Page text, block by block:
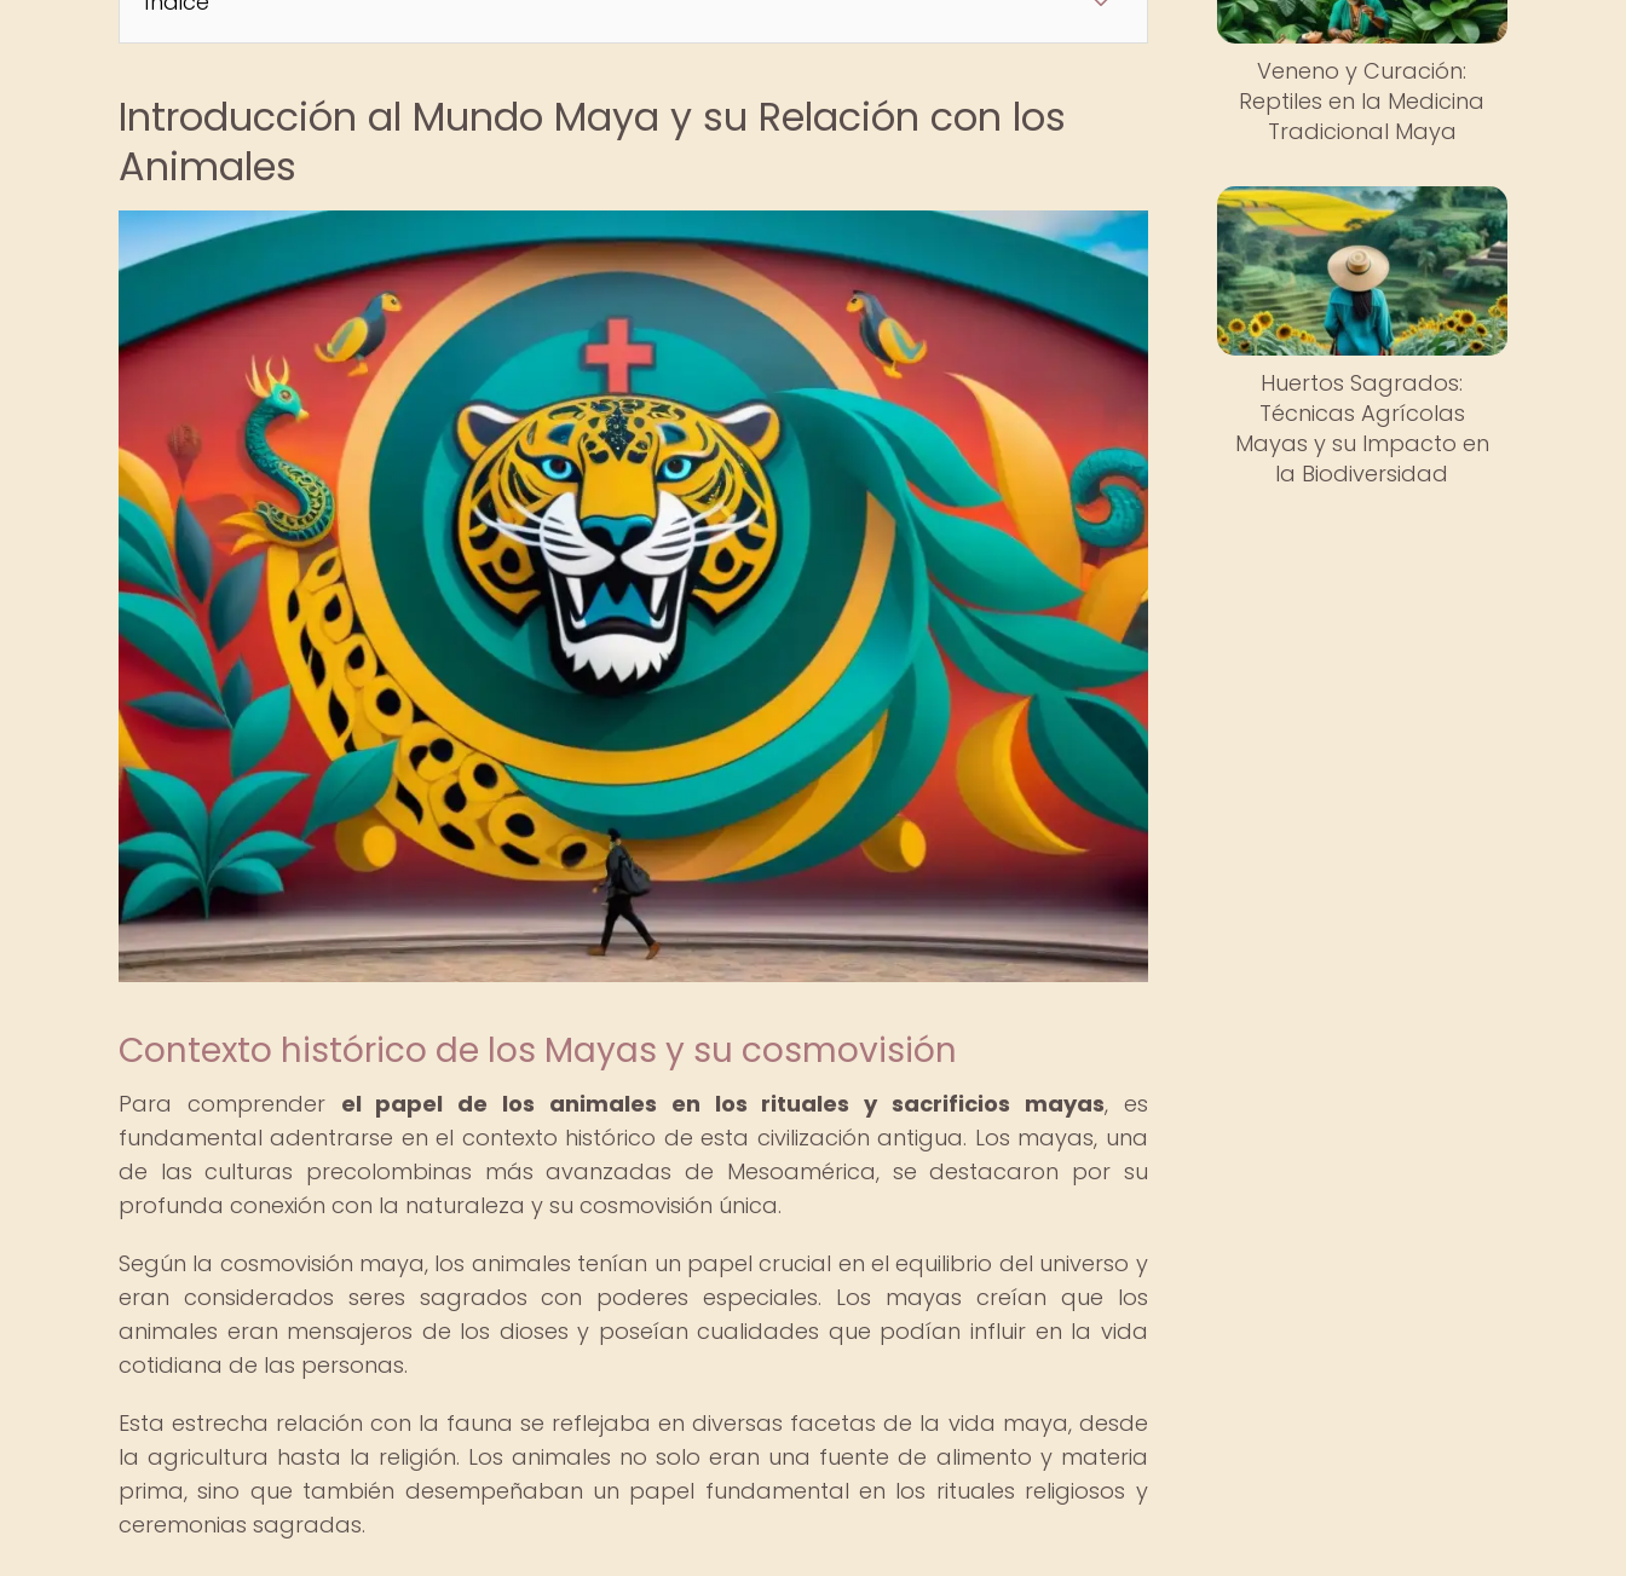
Introducción al Mundo Maya y su Relación con los
Animales
Contexto histórico de los Mayas y su cosmovisión
Para comprender el papel de los animales en los rituales y sacrificios mayas, es
fundamental adentrarse en el contexto histórico de esta civilización antigua. Los mayas, una
de las culturas precolombinas más avanzadas de Mesoamérica, se destacaron por su
profunda conexión con la naturaleza y su cosmovisión única.
Según la cosmovisión maya, los animales tenían un papel crucial en el equilibrio del universo y
eran considerados seres sagrados con poderes especiales. Los mayas creían que los
animales eran mensajeros de los dioses y poseían cualidades que podían influir en la vida
cotidiana de las personas.
Esta estrecha relación con la fauna se reflejaba en diversas facetas de la vida maya, desde
la agricultura hasta la religión. Los animales no solo eran una fuente de alimento y materia
prima, sino que también desempeñaban un papel fundamental en los rituales religiosos y
ceremonias sagradas.
Veneno y Curación:
Reptiles en la Medicina
Tradicional Maya
Huertos Sagrados:
Técnicas Agrícolas
Mayas y su Impacto en
la Biodiversidad